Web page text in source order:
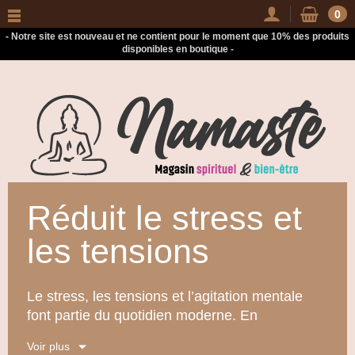
- Notre site est nouveau et ne contient pour le moment que 10% des produits
disponibles en boutique -
0
Réduit le stress et
les tensions
Le stress, les tensions et l’agitation mentale
font partie du quotidien moderne. En
Voir plus